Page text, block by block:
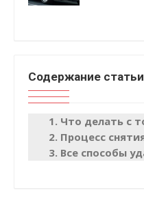
Содержание статьи
Что делать с
Процесс
Все способы